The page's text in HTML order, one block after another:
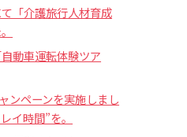
「介護旅行人材育成
動車運転体験ツア
ンペーンを実施しまし
イ時間”を。